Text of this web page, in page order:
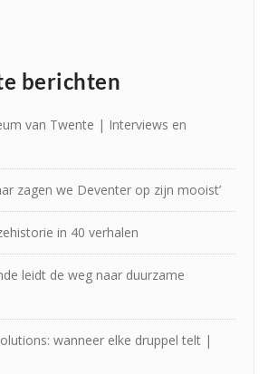
berichten
van Twente | Interviews en
zagen we Deventer op zijn mooist’
in 40 verhalen
leidt de weg naar duurzame
wanneer elke druppel telt |